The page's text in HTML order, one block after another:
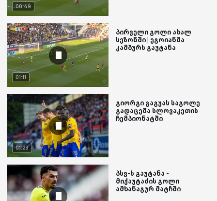
00:49
01:11
პირველი გოლი ახალ
სეზონში | ეგოიანმა
კამბურს გაუტანა
01:23
გიორგი გაგუას საგოლე
გადაცემა სლოვაკეთის
ჩემპიონატში
პსვ-ს გაუტანა -
მიქაუტაძის გოლი
ამხანაგურ მატჩში